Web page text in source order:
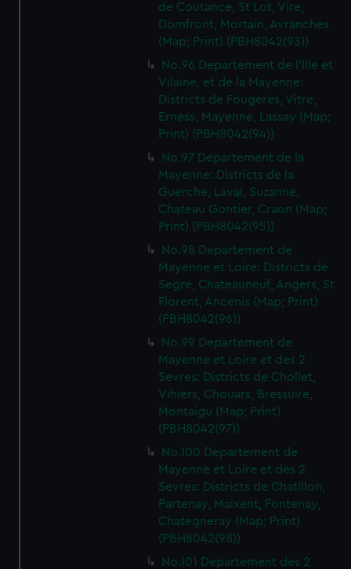
de Coutance, St Lot, Vire,
Domfront, Mortain, Avranches
(Map; Print) (PBH8042(93))
No.96 Departement de l'Ille et
Vilaine, et de la Mayenne:
Districts de Fougeres, Vitre,
Erness, Mayenne, Lassay (Map;
Print) (PBH8042(94))
No.97 Departement de la
Mayenne: Districts de la
Guerche, Laval, Suzanne,
Chateau Gontier, Craon (Map;
Print) (PBH8042(95))
No.98 Departement de
Mayenne et Loire: Districts de
Segre, Chateauneuf, Angers, St
Florent, Ancenis (Map; Print)
(PBH8042(96))
No.99 Departement de
Mayenne et Loire et des 2
Sevres: Districts de Chollet,
Vihiers, Chouars, Bressuire,
Montaigu (Map; Print)
(PBH8042(97))
No.100 Departement de
Mayenne et Loire et des 2
Sevres: Districts de Chatillon,
Partenay, Maixent, Fontenay,
Chategneray (Map; Print)
(PBH8042(98))
No.101 Departement des 2